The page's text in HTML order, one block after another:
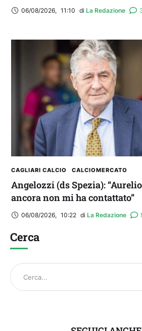
06/08/2026, 11:10 di La Redazione
CAGLIARI CALCIO CALCIOMERCATO
Angelozzi (ds Spezia):
ancora non mi ha contattato”
06/08/2026, 10:22 di La Redazione
Cerca